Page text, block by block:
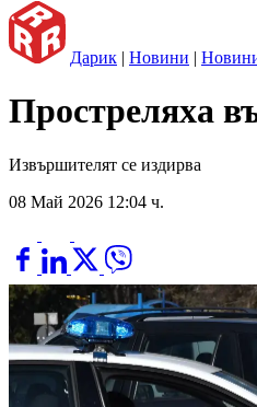
Дарик | Новини |
Простреляха
Извършителят се издирва
08 Май 2026 12:04 ч.